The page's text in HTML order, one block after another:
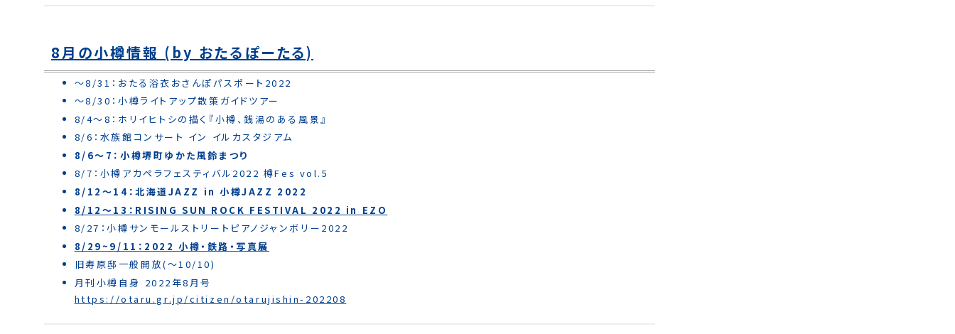
8月の小樽情報 (by おたるぽーたる)
～8/31：おたる浴衣おさんぽパスポート2022
～8/30：小樽ライトアップ散策ガイドツアー
8/4〜8：ホリイヒトシの描く『小樽、銭湯のある風景』
8/6：水族館コンサート イン イルカスタジアム
8/6～7：小樽堺町ゆかた風鈴まつり
8/7：小樽アカペラフェスティバル2022 樽Fes vol.5
8/12～14：北海道JAZZ in 小樽JAZZ 2022
8/12～13：RISING SUN ROCK FESTIVAL 2022 in EZO
8/27：小樽サンモールストリートピアノジャンボリー2022
8/29~9/11：2022 小樽・鉄路・写真展
旧寿原邸一般開放(～10/10)
月刊小樽自身 2022年8月号
https://otaru.gr.jp/citizen/otarujishin-202208